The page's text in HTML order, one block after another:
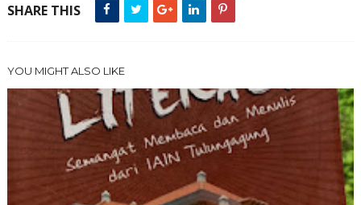
SHARE THIS
YOU MIGHT ALSO LIKE